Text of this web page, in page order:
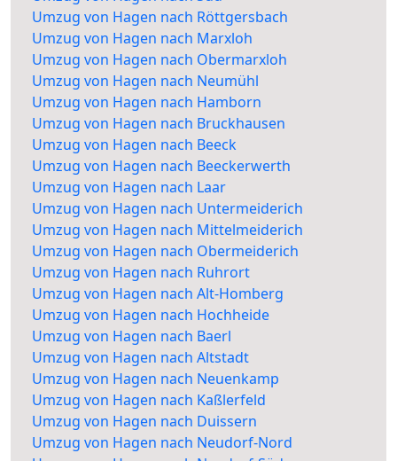
Umzug von Hagen nach Röttgersbach
Umzug von Hagen nach Marxloh
Umzug von Hagen nach Obermarxloh
Umzug von Hagen nach Neumühl
Umzug von Hagen nach Hamborn
Umzug von Hagen nach Bruckhausen
Umzug von Hagen nach Beeck
Umzug von Hagen nach Beeckerwerth
Umzug von Hagen nach Laar
Umzug von Hagen nach Untermeiderich
Umzug von Hagen nach Mittelmeiderich
Umzug von Hagen nach Obermeiderich
Umzug von Hagen nach Ruhrort
Umzug von Hagen nach Alt-Homberg
Umzug von Hagen nach Hochheide
Umzug von Hagen nach Baerl
Umzug von Hagen nach Altstadt
Umzug von Hagen nach Neuenkamp
Umzug von Hagen nach Kaßlerfeld
Umzug von Hagen nach Duissern
Umzug von Hagen nach Neudorf-Nord